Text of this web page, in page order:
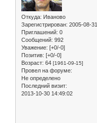
Откуда: Иваново
Зарегистрирован: 2005-08-31
Приглашений: 0
Сообщений: 992
Уважение: [+0/-0]
Позитив: [+0/-0]
Возраст: 64 [1961-09-15]
Провел на форуме:
Не определено
Последний визит:
2013-10-30 14:49:02